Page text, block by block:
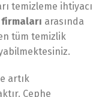
temizleme ihtiyacı
firmaları arasında
tüm temizlik
artık
Cephe